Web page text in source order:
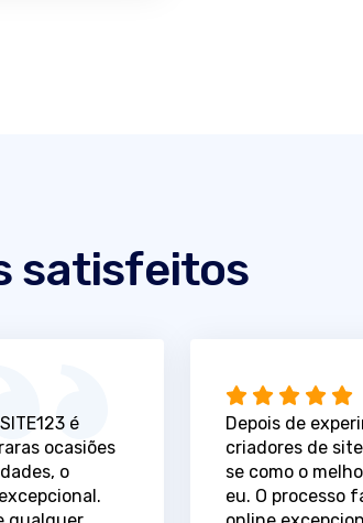
satisfeitos
é
ocasiões
o
Depois de
criadores de
se como o
eu. O processo